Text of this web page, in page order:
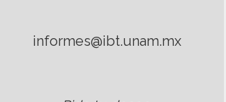
informes@ibt.unam.mx